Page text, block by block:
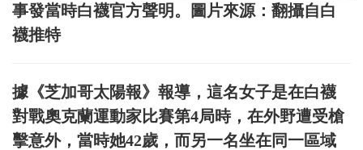
事發當時白襪官方聲明。圖片來源：翻攝自白
襪推特
據《芝加哥太陽報》報導，這名女子是在白襪
對戰奧克蘭運動家比賽第4局時，在外野遭受槍
擊意外，當時她42歲，而另一名坐在同一區域